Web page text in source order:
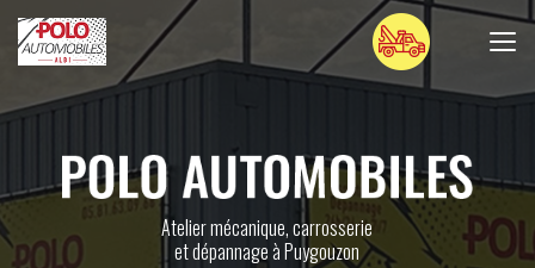
au
contenu
Atelier mécanique, carrosserie
et dépannage à Puygouzon